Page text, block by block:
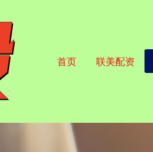
首页 联美配资